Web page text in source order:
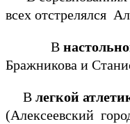
всех отстрелялся
В
Бражникова и
В легкой
(Алексеевский